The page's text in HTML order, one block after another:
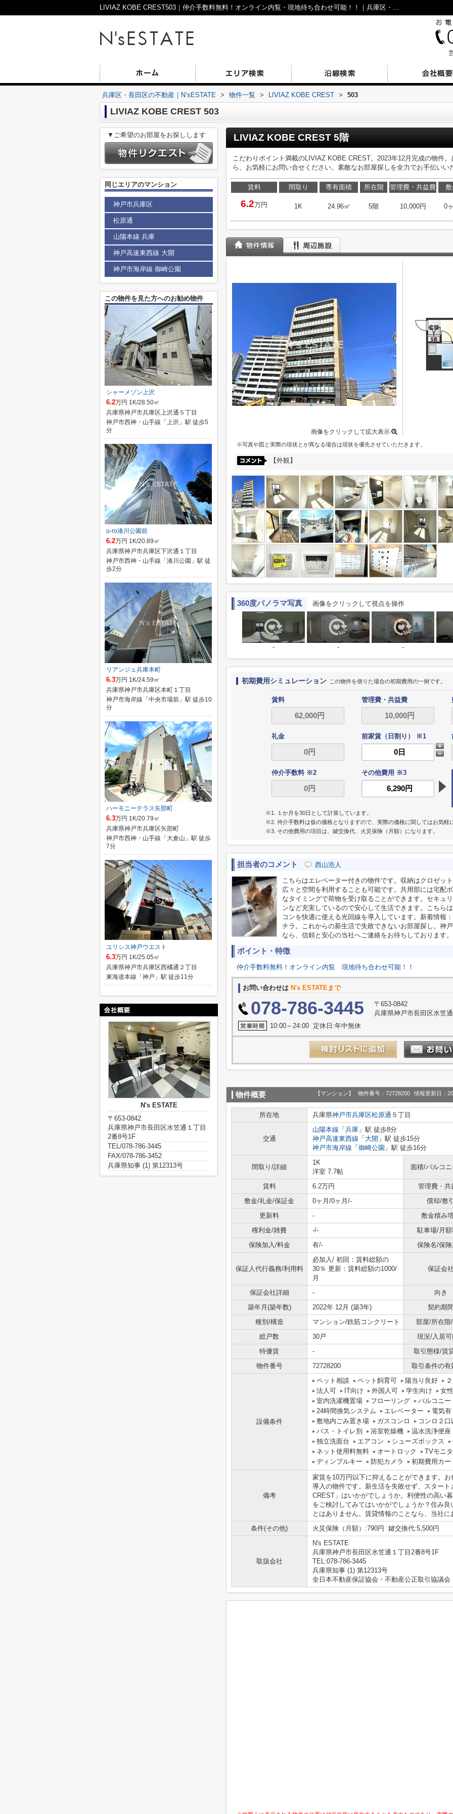
LIVIAZ KOBE CREST503｜仲介手数料無料！オンライン内覧・現地待ち合わせ可能！！｜兵庫区・長田区の不動産｜N’sESTATE
兵庫区・長田区の不動産｜N’sESTATE > 物件一覧 > LIVIAZ KOBE CREST > 503
LIVIAZ KOBE CREST 503
LIVIAZ KOBE CREST 5階
こだわりポイント満載のLIVIAZ KOBE CREST。2023年12月完成の物件
ら、お気軽にお問い合せください。素敵なお部屋探しを全力でお手伝いい
賃料
6.2万円
間取り
1K
専有面積
24.96㎡
所在階
5階
管理費・共益費
10,000円 0
画像をクリックして拡大表示
※写真や図と実際の現状とが異なる場合は現状を優先させていただきます。
【外観】
360度パノラマ写真 画像をクリックして視点を操作
- - -
初期費用シミュレーション この物件を借りた場合の初期費用の一例です。
賃料 管理費・共益費
礼金 前家賃（日割り） ※1
仲介手数料 ※2 その他費用 ※3
※1. １か月を30日として計算しています。
※2. 仲介手数料は仮の価格となりますので、実際の価格に関してはお気軽
※3. その他費用の項目は、鍵交換代、火災保険（月額）になります。
担当者のコメント 西山浩人
こちらはエレベーター付きの物件です。収納はクロゼッ
広々と空間を利用することも可能です。共用部には宅配
なタイミングで荷物を受け取ることができます。セキュ
ンなど充実しているので安心して生活できます。こちら
コンを快適に使える光回線を導入しています。新着情報
チラ。これからの新生活で失敗できないお部屋探し。神
なら、信頼と安心の当社へご連絡をお待ちしております。
ポイント・特徴
仲介手数料無料！オンライン内覧 現地待ち合わせ可能！！
お問い合わせは N's ESTATEまで
078-786-3445
〒653-0842
兵庫県神戸市長田区水笠
10:00～24:00 定休日:年中無休
物件概要 【マンション】 物件番号：72728200 情報更新日：
所在地 兵庫県神戸市兵庫区松原通 ５丁目
交通
山陽本線 「 兵庫 」駅 徒歩8分
神戸高速東西線 「 大開 」駅 徒歩15分
神戸市海岸線 「 御崎公園 」駅 徒歩16分
間取り/詳細
1K
洋室 7.7帖
面積/バルコ
賃料 6.2万円
管理費・共
敷金/礼金/保証金
0ヶ月/0ヶ月/-
償却/敷
更新料
-
敷金積み
権利金/雑費
-/-
駐車場/月
保険加入/料金
有/- 保険名/保
保証人代行義務/利用料
必加入/ 初回：賃料総額の
30％ 更新：賃料総額の1000/
月
保証会
保証会社詳細 -
向き
築年月(築年数)
2022年 12月 (築3年)
契約期
種別/構造
マンション/鉄筋コンクリート
部屋/所在階
総戸数
30戸
現況/入居
特優賃
-
取引態様/賃
物件番号
72728200 取引条件の有
設備条件
ペット相談 ペット飼育可 陽当り良好
法人可
IT向け 外国人可 学生向け
女
室内洗濯機置場
フローリング
バルコニー
24時間換気システム
エレベーター
電気有
敷地内ごみ置き場
ガスコンロ
コンロ２口
バス・トイレ別
浴室乾燥機
温水洗浄便座
独立洗面台
エアコン シューズボックス
ネット使用料無料
オートロック
TVモニ
ディンプルキー
防犯カメラ 初期費用カー
備考
家賃を10万円以下に抑えることができます。
導入の物件です。新生活を失敗せず、スター
CREST」はいかがでしょうか。利便性の高い
をご検討してみてはいかがでしょうか？住み
とはありません。賃貸情報のことなら、当社に
条件(その他)
火災保険（月額）:790円 鍵交換代:5,500円
取扱会社
N's ESTATE
兵庫県神戸市長田区水笠通１丁目2番8号1F
TEL:078-786-3445
兵庫県知事 (1) 第12313号
全日本不動産保証協会・不動産公正取引協議会
▼ご希望のお部屋をお探しします
同じエリアのマンション
神戸市兵庫区
松原通
山陽本線 兵庫
神戸高速東西線 大開
神戸市海岸線 御崎公園
この物件を見た方へのお勧め物件
シャーメゾン上沢
6.2万円 1K/28.50㎡
兵庫県神戸市兵庫区上沢通５丁目
神戸市西神・山手線「上沢」駅 徒歩5
分
u-ro湊川公園前
6.2万円 1K/20.89㎡
兵庫県神戸市兵庫区下沢通１丁目
神戸市西神・山手線「湊川公園」駅 徒
歩2分
リアンジェ兵庫本町
6.3万円 1K/24.59㎡
兵庫県神戸市兵庫区本町１丁目
神戸市海岸線「中央市場前」駅 徒歩10
分
ハーモニーテラス矢部町
6.3万円 1K/20.79㎡
兵庫県神戸市兵庫区矢部町
神戸市西神・山手線「大倉山」駅 徒歩
7分
ユリシス神戸ウエスト
6.3万円 1K/25.05㎡
兵庫県神戸市兵庫区西橘通２丁目
東海道本線「神戸」駅 徒歩11分
N's ESTATE
〒653-0842
兵庫県神戸市長田区水笠通１丁目
2番8号1F
TEL/078-786-3445
FAX/078-786-3452
兵庫県知事 (1) 第12313号